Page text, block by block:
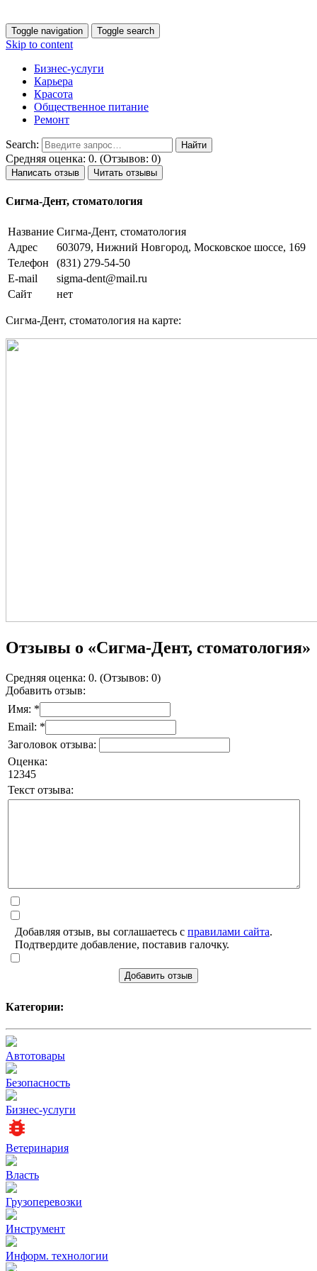
Toggle navigation Toggle search
Skip to content
Бизнес-услуги
Карьера
Красота
Общественное питание
Ремонт
Search:
Средняя оценка: 0. (Отзывов: 0)
Написать отзыв Читать отзывы
Сигма-Дент, стоматология
Название Сигма-Дент, стоматология
Адрес
603079, Нижний Новгород, Московское шоссе, 169
Телефон
(831) 279-54-50
E-mail
sigma-dent@mail.ru
Сайт
нет
Сигма-Дент, стоматология на карте:
Отзывы о «Сигма-Дент, стоматология»
Средняя оценка: 0. (Отзывов: 0)
Добавить отзыв:
Имя: *
Email: *
Заголовок отзыва:
Оценка:
1 2345
Текст отзыва:
Добавляя отзыв, вы соглашаетесь с правилами сайта.
Подтвердите добавление, поставив галочку.
Добавить отзыв
Категории:
Автотовары
Безопасность
Бизнес-услуги
Ветеринария
Власть
Грузоперевозки
Инструмент
Информ. технологии